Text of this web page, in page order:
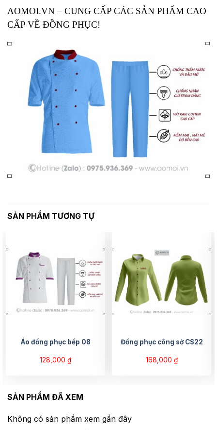
AOMOI.VN – CUNG CẤP CÁC SẢN PHẨM CAO
CẤP VỀ ĐỒNG PHỤC!
SẢN PHẨM TƯƠNG TỰ
Áo đồng phục bếp 08
128,000 ₫
Đồng phục công sở CS22
168,000 ₫
SẢN PHẨM ĐÃ XEM
Không có sản phẩm xem gần đây